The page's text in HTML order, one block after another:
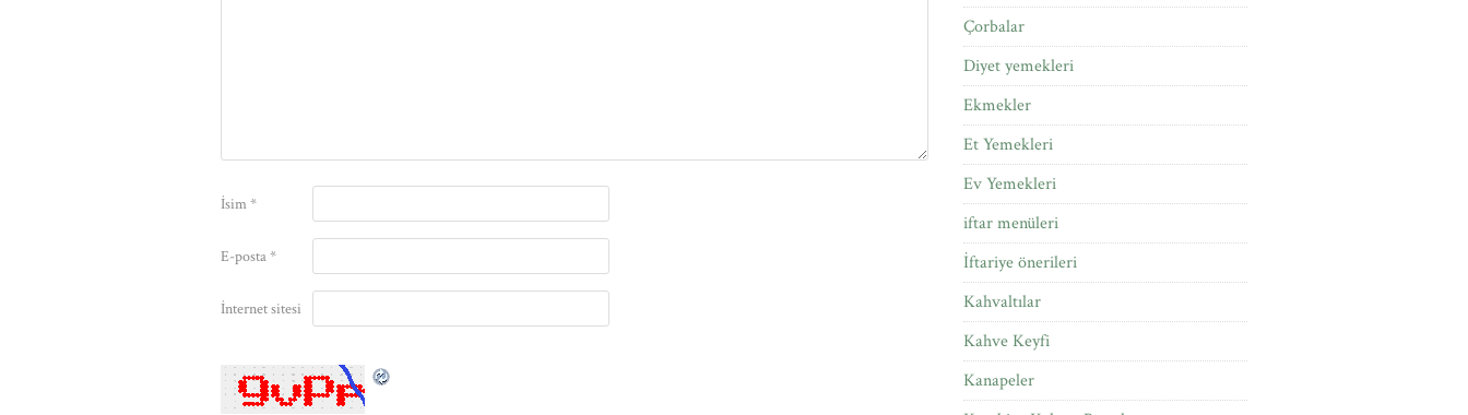
İsim*
E-posta*
İnternet sitesi
Çorbalar
Diyet yemekleri
Ekmekler
Et Yemekleri
Ev Yemekleri
iftar menüleri
İftariye önerileri
Kahvaltılar
Kahve Keyfi
Kanapeler